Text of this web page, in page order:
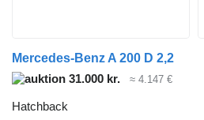
Mercedes-Benz A 200 D 2,2
31.000 kr.
≈ 4.147 €
Hatchback